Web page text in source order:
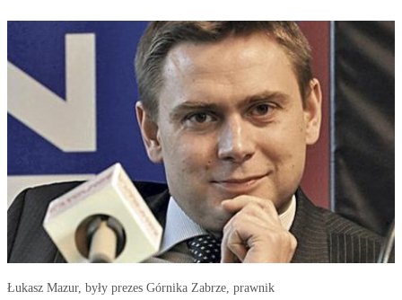
Łukasz Mazur, były prezes Górnika Zabrze, prawnik